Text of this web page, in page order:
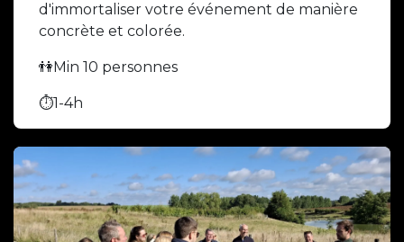
d'immortaliser votre événement de manière
concrète et colorée.
👫Min 10 personnes
⏱️1-4h